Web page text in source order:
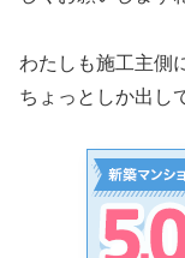
わたしも施工主側
ちょっとしか出し